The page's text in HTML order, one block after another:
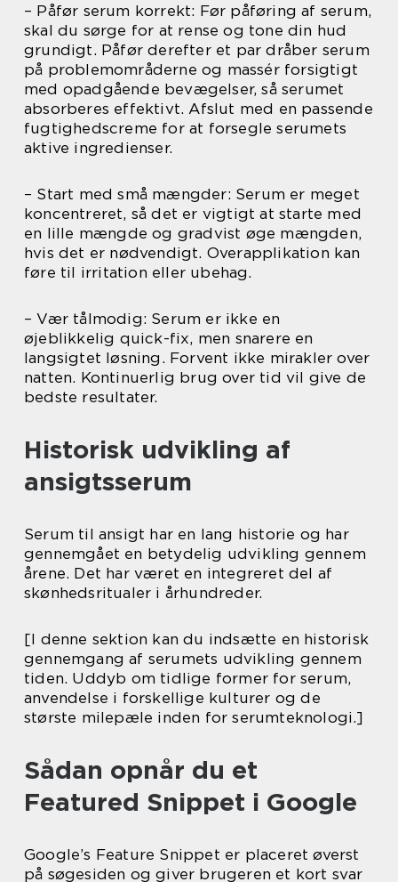
– Påfør serum korrekt: Før påføring af serum,
skal du sørge for at rense og tone din hud
grundigt. Påfør derefter et par dråber serum
på problemområderne og massér forsigtigt
med opadgående bevægelser, så serumet
absorberes effektivt. Afslut med en passende
fugtighedscreme for at forsegle serumets
aktive ingredienser.
– Start med små mængder: Serum er meget
koncentreret, så det er vigtigt at starte med
en lille mængde og gradvist øge mængden,
hvis det er nødvendigt. Overapplikation kan
føre til irritation eller ubehag.
– Vær tålmodig: Serum er ikke en
øjeblikkelig quick-fix, men snarere en
langsigtet løsning. Forvent ikke mirakler over
natten. Kontinuerlig brug over tid vil give de
bedste resultater.
Historisk udvikling af
ansigtsserum
Serum til ansigt har en lang historie og har
gennemgået en betydelig udvikling gennem
årene. Det har været en integreret del af
skønhedsritualer i århundreder.
[I denne sektion kan du indsætte en historisk
gennemgang af serumets udvikling gennem
tiden. Uddyb om tidlige former for serum,
anvendelse i forskellige kulturer og de
største milepæle inden for serumteknologi.]
Sådan opnår du et
Featured Snippet i Google
Google’s Feature Snippet er placeret øverst
på søgesiden og giver brugeren et kort svar